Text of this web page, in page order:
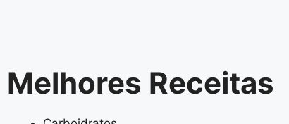
Melhores Receitas